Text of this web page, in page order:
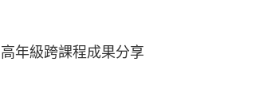
高年級跨課程成果分享